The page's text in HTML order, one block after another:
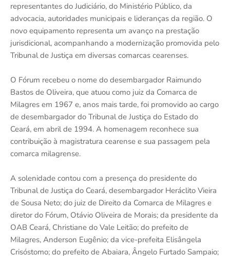
representantes do Judiciário, do Ministério Público, da
advocacia, autoridades municipais e lideranças da região. O
novo equipamento representa um avanço na prestação
jurisdicional, acompanhando a modernização promovida pelo
Tribunal de Justiça em diversas comarcas cearenses.
O Fórum recebeu o nome do desembargador Raimundo
Bastos de Oliveira, que atuou como juiz da Comarca de
Milagres em 1967 e, anos mais tarde, foi promovido ao cargo
de desembargador do Tribunal de Justiça do Estado do
Ceará, em abril de 1994. A homenagem reconhece sua
contribuição à magistratura cearense e sua passagem pela
comarca milagrense.
A solenidade contou com a presença do presidente do
Tribunal de Justiça do Ceará, desembargador Heráclito Vieira
de Sousa Neto; do juiz de Direito da Comarca de Milagres e
diretor do Fórum, Otávio Oliveira de Morais; da presidente da
OAB Ceará, Christiane do Vale Leitão; do prefeito de
Milagres, Anderson Eugênio; da vice-prefeita Elisângela
Crisóstomo; do prefeito de Abaiara, Ângelo Furtado Sampaio;